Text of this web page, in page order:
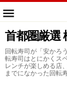
首都圏厳選
回転寿司が「安かろ
転寿司はとにかくス
レンチが楽しめる店
までになかった回転